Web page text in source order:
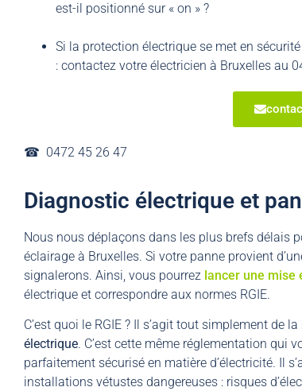
est-il positionné sur « on » ?
Si la protection électrique se met en
: contactez votre électricien à Bruxelles au
☎︎ 0472 45 26 47
Diagnostic électrique et
Nous nous déplaçons dans les plus brefs délais
éclairage à Bruxelles. Si votre panne provient
signalerons. Ainsi, vous pourrez lancer une mise
électrique et correspondre aux normes RGIE.
C’est quoi le RGIE ? Il s’agit tout simplement de
électrique. C’est cette même réglementation qui
parfaitement sécurisé en matière d’électricité. Il
installations vétustes dangereuses : risques